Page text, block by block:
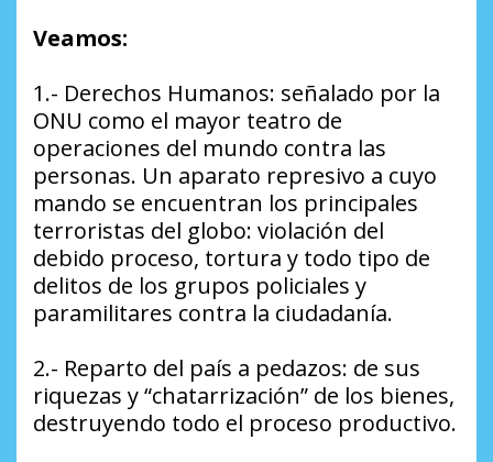
Veamos:
1.- Derechos Humanos: señalado por la
ONU como el mayor teatro de
operaciones del mundo contra las
personas. Un aparato represivo a cuyo
mando se encuentran los principales
terroristas del globo: violación del
debido proceso, tortura y todo tipo de
delitos de los grupos policiales y
paramilitares contra la ciudadanía.
2.- Reparto del país a pedazos: de sus
riquezas y “chatarrización” de los bienes,
destruyendo todo el proceso productivo.